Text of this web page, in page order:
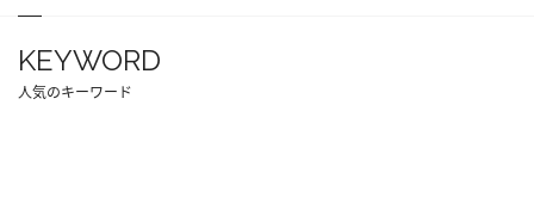
KEYWORD
人気のキーワード